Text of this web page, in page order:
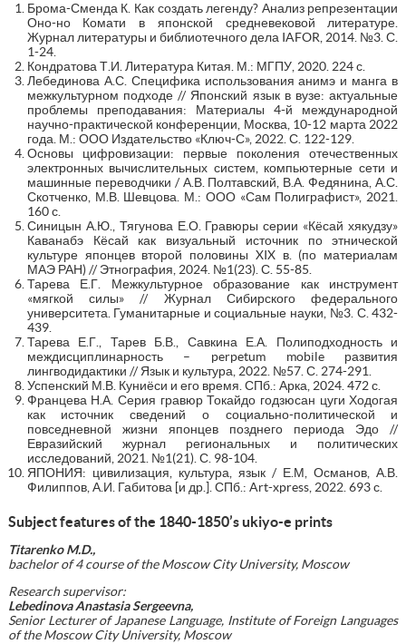
Брома-Сменда К. Как создать легенду? Анализ репрезентации
Оно-но Комати в японской средневековой литературе.
Журнал литературы и библиотечного дела IAFOR, 2014. №3. С.
1-24.
Кондратова Т.И. Литература Китая. М.: МГПУ, 2020. 224 с.
Лебединова А.С. Специфика использования анимэ и манга в
межкультурном подходе // Японский язык в вузе: актуальные
проблемы преподавания: Материалы 4-й международной
научно-практической конференции, Москва, 10-12 марта 2022
года. М.: ООО Издательство «Ключ-С», 2022. С. 122-129.
Основы цифровизации: первые поколения отечественных
электронных вычислительных систем, компьютерные сети и
машинные переводчики / А.В. Полтавский, В.А. Федянина, А.С.
Скотченко, М.В. Шевцова. М.: ООО «Сам Полиграфист», 2021.
160 с.
Синицын А.Ю., Тягунова Е.О. Гравюры серии «Кёсай хякудзу»
Каванабэ Кёсай как визуальный источник по этнической
культуре японцев второй половины XIX в. (по материалам
МАЭ РАН) // Этнография, 2024. №1(23). С. 55-85.
Тарева Е.Г. Межкультурное образование как инструмент
«мягкой силы» // Журнал Сибирского федерального
университета. Гуманитарные и социальные науки, №3. С. 432-
439.
Тарева Е.Г., Тарев Б.В., Савкина Е.А. Полиподходность и
междисциплинарность – perpetum mobile развития
лингводидактики // Язык и культура, 2022. №57. С. 274-291.
Успенский М.В. Куниёси и его время. СПб.: Арка, 2024. 472 с.
Францева Н.А. Серия гравюр Токайдо годзюсан цуги Ходогая
как источник сведений о социально-политической и
повседневной жизни японцев позднего периода Эдо //
Евразийский журнал региональных и политических
исследований, 2021. №1(21). С. 98-104.
ЯПОНИЯ: цивилизация, культура, язык / Е.М, Османов, А.В.
Филиппов, А.И. Габитова [и др.]. СПб.: Art-xpress, 2022. 693 с.
Subject features of the 1840-1850’s ukiyo-e prints
Titarenko M.D.,
bachelor of 4course of the Moscow City University, Moscow
Research supervisor:
Lebedinova Anastasia Sergeevna,
Senior Lecturer of Japanese Language, Institute of Foreign Languages
of the Moscow City University, Moscow